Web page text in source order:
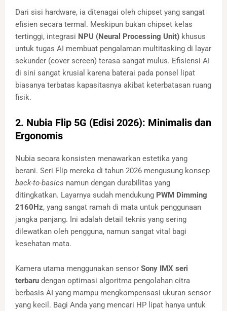
Dari sisi hardware, ia ditenagai oleh chipset yang sangat
efisien secara termal. Meskipun bukan chipset kelas
tertinggi, integrasi NPU (Neural Processing Unit) khusus
untuk tugas AI membuat pengalaman multitasking di layar
sekunder (cover screen) terasa sangat mulus. Efisiensi AI
di sini sangat krusial karena baterai pada ponsel lipat
biasanya terbatas kapasitasnya akibat keterbatasan ruang
fisik.
2. Nubia Flip 5G (Edisi 2026): Minimalis dan
Ergonomis
Nubia secara konsisten menawarkan estetika yang
berani. Seri Flip mereka di tahun 2026 mengusung konsep
back-to-basics namun dengan durabilitas yang
ditingkatkan. Layarnya sudah mendukung PWM Dimming
2160Hz, yang sangat ramah di mata untuk penggunaan
jangka panjang. Ini adalah detail teknis yang sering
dilewatkan oleh pengguna, namun sangat vital bagi
kesehatan mata.
Kamera utama menggunakan sensor Sony IMX seri
terbaru dengan optimasi algoritma pengolahan citra
berbasis AI yang mampu mengkompensasi ukuran sensor
yang kecil. Bagi Anda yang mencari HP lipat hanya untuk